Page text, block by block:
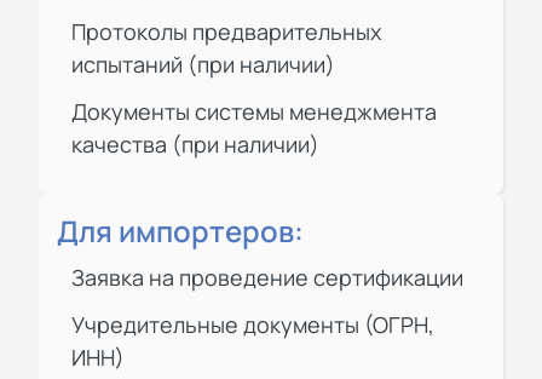
Протоколы предварительных
испытаний (при наличии)
Документы системы менеджмента
качества (при наличии)
Для импортеров:
Заявка на проведение сертификации
Учредительные документы (ОГРН,
ИНН)